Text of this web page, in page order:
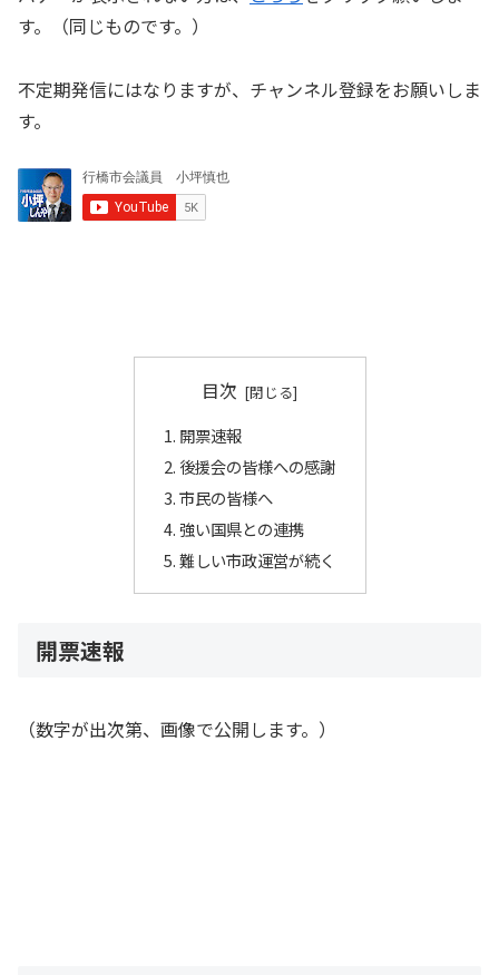
す。（同じものです。）
不定期発信にはなりますが、チャンネル登録をお願いしま
す。
目次
開票速報
後援会の皆様への感謝
市民の皆様へ
強い国県との連携
難しい市政運営が続く
開票速報
（数字が出次第、画像で公開します。）